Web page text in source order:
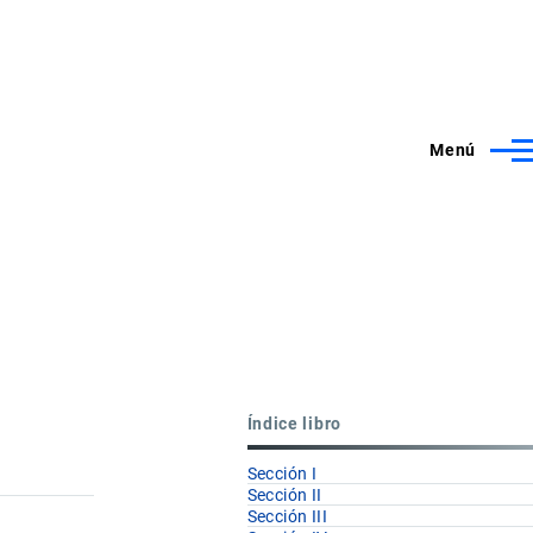
Menú
Índice libro
Sección I
Sección II
Sección III